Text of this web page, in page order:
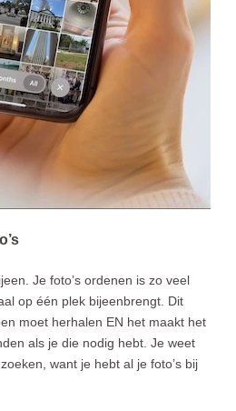
Je foto’s ordenen is zo veel
op één plek bijeenbrengt. Dit
moet herhalen EN het maakt het
als je die nodig hebt. Je weet
want je hebt al je foto’s bij